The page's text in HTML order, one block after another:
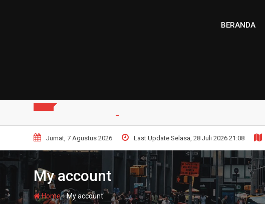
BERANDA
Jumat, 7 Agustus 2026 Last Update Selasa, 28 Juli 2026 21:08
My account
Home-My account